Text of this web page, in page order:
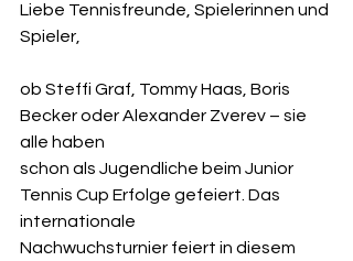
Liebe Tennisfreunde, Spielerinnen und
Spieler,
ob Steffi Graf, Tommy Haas, Boris
Becker oder Alexander Zverev – sie
alle haben
schon als Jugendliche beim Junior
Tennis Cup Erfolge gefeiert. Das
internationale
Nachwuchsturnier feiert in diesem